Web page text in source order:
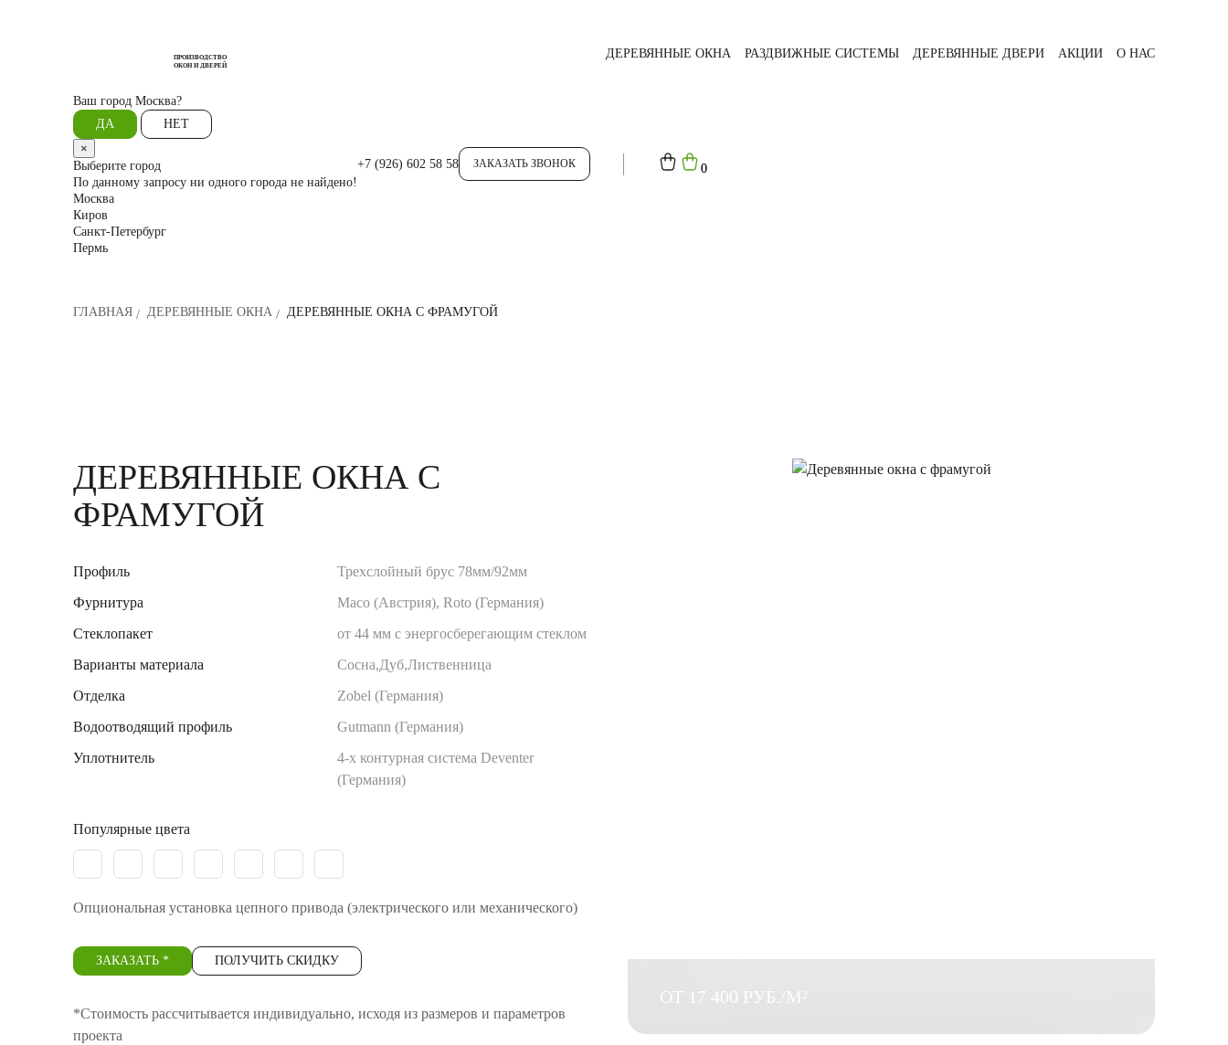
ПРОИЗВОДСТВО
ОКОН И ДВЕРЕЙ
ДЕРЕВЯННЫЕ ОКНА РАЗДВИЖНЫЕ СИСТЕМЫ ДЕРЕВЯННЫЕ ДВЕРИ АКЦИИ О НАС
Ваш город Москва?
ДА
НЕТ
×
Выберите город
По данному запросу ни одного города не найдено!
Москва
Киров
Санкт-Петербург
Пермь
+7 (926) 602 58 58 ЗАКАЗАТЬ ЗВОНОК 0
0
ГЛАВНАЯ ДЕРЕВЯННЫЕ ОКНА ДЕРЕВЯННЫЕ ОКНА С ФРАМУГОЙ
ДЕРЕВЯННЫЕ ОКНА С
ФРАМУГОЙ
Профиль
Трехслойный брус 78мм/92мм
Фурнитура
Maco (Австрия), Roto (Германия)
Стеклопакет
от 44 мм с энергосберегающим стеклом
Варианты материала
Сосна,Дуб,Лиственница
Отделка
Zobel (Германия)
Водоотводящий профиль
Gutmann (Германия)
Уплотнитель
4-х контурная система Deventer
(Германия)
Популярные цвета
Опциональная установка цепного привода (электрического или механического)
ЗАКАЗАТЬ * ПОЛУЧИТЬ СКИДКУ
*Стоимость рассчитывается индивидуально, исходя из размеров и параметров
проекта
ОТ 17 400 РУБ./М²